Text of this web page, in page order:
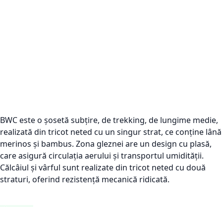
BWC este o șosetă subțire, de trekking, de lungime medie,
realizată din tricot neted cu un singur strat, ce conține lână
merinos și bambus. Zona gleznei are un design cu plasă,
care asigură circulația aerului și transportul umidității.
Călcâiul și vârful sunt realizate din tricot neted cu două
straturi, oferind rezistență mecanică ridicată.